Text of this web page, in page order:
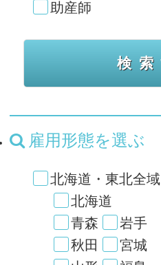
助産師
雇用形態を選ぶ
北海道・東北全域
北海道
青森
岩手
秋田
宮城